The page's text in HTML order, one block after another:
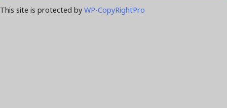
This site is protected by WP-CopyRightPro